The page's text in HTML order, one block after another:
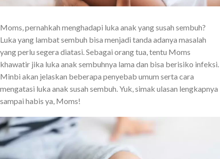
Moms, pernahkah menghadapi luka anak yang susah sembuh?
Luka yang lambat sembuh bisa menjadi tanda adanya masalah
yang perlu segera diatasi. Sebagai orang tua, tentu Moms
khawatir jika luka anak sembuhnya lama dan bisa berisiko infeksi.
Minbi akan jelaskan beberapa penyebab umum serta cara
mengatasi luka anak susah sembuh. Yuk, simak ulasan lengkapnya
sampai habis ya, Moms!